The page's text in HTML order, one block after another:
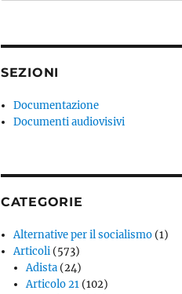
SEZIONI
Documentazione
Documenti audiovisivi
CATEGORIE
Alternative per il socialismo (1)
Articoli (573)
Adista (24)
Articolo 21 (102)